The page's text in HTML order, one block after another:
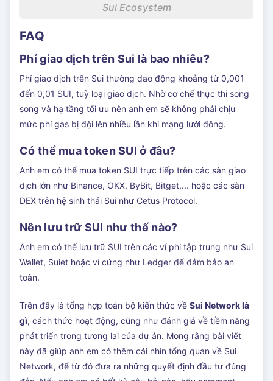
Sui Ecosystem
FAQ
Phí giao dịch trên Sui là bao nhiêu?
Phí giao dịch trên Sui thường dao động khoảng từ 0,001
đến 0,01 SUI, tuỳ loại giao dịch. Nhờ cơ chế thực thi song
song và hạ tầng tối ưu nên anh em sẽ không phải chịu
mức phí gas bị đội lên nhiều lần khi mạng lưới đông.
Có thể mua token SUI ở đâu?
Anh em có thể mua token SUI trực tiếp trên các sàn giao
dịch lớn như Binance, OKX, ByBit, Bitget,... hoặc các sàn
DEX trên hệ sinh thái Sui như Cetus Protocol.
Nên lưu trữ SUI như thế nào?
Anh em có thể lưu trữ SUI trên các ví phi tập trung như Sui
Wallet, Suiet hoặc ví cứng như Ledger để đảm bảo an
toàn.
Trên đây là tổng hợp toàn bộ kiến thức về Sui Network là
gì, cách thức hoạt động, cũng như đánh giá về tiềm năng
phát triển trong tương lai của dự án. Mong rằng bài viết
này đã giúp anh em có thêm cái nhìn tổng quan về Sui
Network, để từ đó đưa ra những quyết định đầu tư đúng